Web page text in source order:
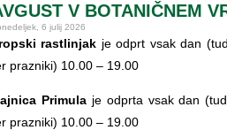
V BOTANIČNEM
6 julij 2026
rastlinjak je odprt vsak dan
prazniki) 10.00 – 19.00
Primulaje odprta vsak dan
prazniki) 10.00 – 19.00